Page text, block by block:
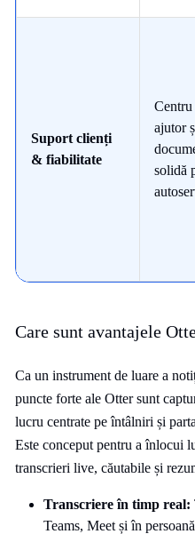
Suport clienți
& fiabilitate
Centru
ajutor
solidă
Care sunt avantajele
Ca un instrument de luare a
puncte forte ale Otter sunt
lucru centrate pe întâlniri și
Este conceput pentru a înlocui
transcrieri live, căutabile și
Transcriere în timp real:
Teams, Meet și în